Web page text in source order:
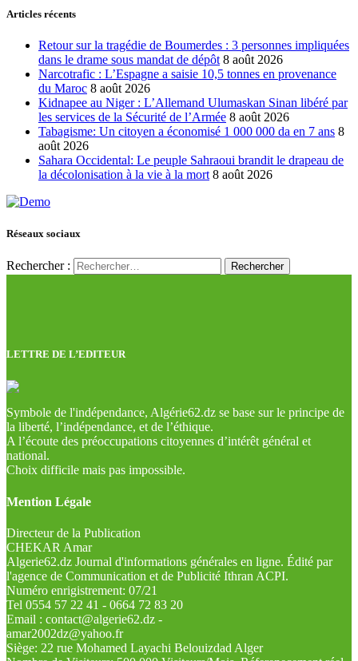
Articles récents
Retour sur la tragédie de Boumerdes : 3 personnes impliquées
dans le drame sous mandat de dépôt 8 août 2026
Narcotrafic : L’Espagne a saisie 10,5 tonnes en provenance
du Maroc 8 août 2026
Kidnapee au Niger : L’Allemand Ulumaskan Sinan libéré par
les services de la Sécurité de l’Armée 8 août 2026
Tabagisme: Un citoyen a économisé 1 000 000 da en 7 ans 8
août 2026
Sahara Occidental: Le peuple Sahraoui brandit le drapeau de
la décolonisation à la vie à la mort 8 août 2026
Réseaux sociaux
Rechercher :
LETTRE DE L’EDITEUR
Symbole de l'indépendance, Algérie62.dz se base sur le principe de
la liberté, l’indépendance, et de l’éthique.
A l’écoute des préoccupations citoyennes d’intérêt général et
national.
Choix difficile mais pas impossible.
Mention Légale
Directeur de la Publication
CHEKAR Amar
Algerie62.dz Journal d'informations générales en ligne. Édité par
l'agence de Communication et de Publicité Ithran ACPI.
Numéro enrigistrement: 07/21
Tel 0554 57 22 41 - 0664 72 83 20
Email : contact@algerie62.dz -
amar2002dz@yahoo.fr
Siège: 22 rue Mohamed Layachi Belouizdad Alger